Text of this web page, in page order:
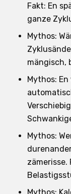
Fakt: En
ganze
Mythos:
mängisch,
Mythos:
Mythos:
zämerisse.
Mythos: